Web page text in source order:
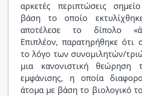
αρκετές περιπτώσεις
βάση το οποίο
αποτέλεσε το δίπολο
Επιπλέον, παρατηρήθηκε ότι
το λόγο των συνομιλητών/
μια κανονιστική θεώρηση
εμφάνισης, η οποία
άτομα με βάση το βιολογικό